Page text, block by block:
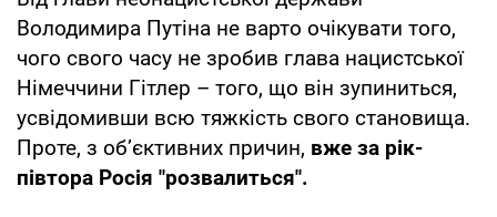
Володимира Путіна не варто очікувати того,
чого свого часу не зробив глава нацистської
Німеччини Гітлер – того, що він зупиниться,
усвідомивши всю тяжкість свого становища.
Проте, з об’єктивних причин, вже за рік-
півтора Росія "розвалиться".